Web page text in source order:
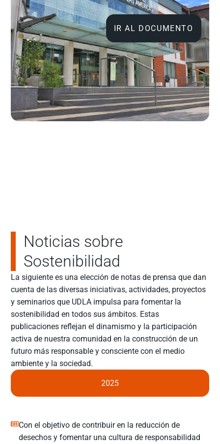
IR AL DOCUMENTO
Noticias sobre
Sostenibilidad
La siguiente es una elección de notas de prensa que dan
cuenta de las diversas iniciativas, actividades, proyectos
y seminarios que UDLA impulsa para fomentar la
sostenibilidad en todos sus ámbitos. Estas
publicaciones reflejan el dinamismo y la participación
activa de nuestra comunidad en la construcción de un
futuro más responsable y consciente con el medio
ambiente y la sociedad.
2025
Con el objetivo de contribuir en la reducción de
desechos y fomentar una cultura de responsabilidad